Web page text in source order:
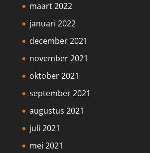
maart 2022
januari 2022
december 2021
november 2021
oktober 2021
september 2021
augustus 2021
juli 2021
mei 2021